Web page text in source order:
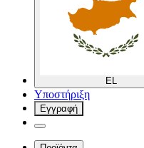
EL
Υποστήριξη
Εγγραφή